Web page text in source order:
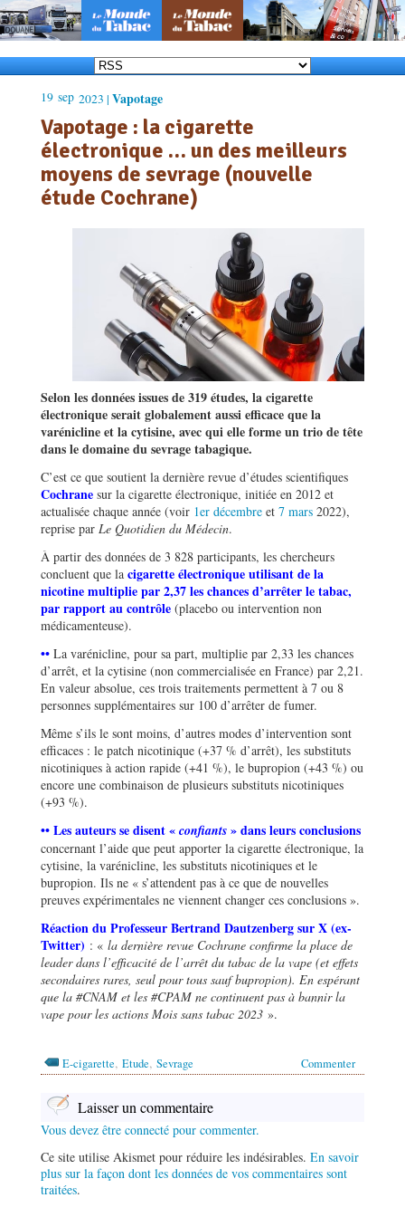
19 sep 2023 | Vapotage
Vapotage : la cigarette
électronique … un des meilleurs
moyens de sevrage (nouvelle
étude Cochrane)
Selon les données issues de 319 études, la cigarette
électronique serait globalement aussi efficace que la
varénicline et la cytisine, avec qui elle forme un trio de tête
dans le domaine du sevrage tabagique.
C’est ce que soutient la dernière revue d’études scientifiques
Cochrane sur la cigarette électronique, initiée en 2012 et
actualisée chaque année (voir 1er décembre et 7 mars 2022),
reprise par Le Quotidien du Médecin.
À partir des données de 3 828 participants, les chercheurs
concluent que la cigarette électronique utilisant de la
nicotine multiplie par 2,37 les chances d’arrêter le tabac,
par rapport au contrôle (placebo ou intervention non
médicamenteuse).
•• La varénicline, pour sa part, multiplie par 2,33 les chances
d’arrêt, et la cytisine (non commercialisée en France) par 2,21.
En valeur absolue, ces trois traitements permettent à 7 ou 8
personnes supplémentaires sur 100 d’arrêter de fumer.
Même s’ils le sont moins, d’autres modes d’intervention sont
efficaces : le patch nicotinique (+37 % d’arrêt), les substituts
nicotiniques à action rapide (+41 %), le bupropion (+43 %) ou
encore une combinaison de plusieurs substituts nicotiniques
(+93 %).
•• Les auteurs se disent « confiants » dans leurs conclusions
concernant l’aide que peut apporter la cigarette électronique, la
cytisine, la varénicline, les substituts nicotiniques et le
bupropion. Ils ne « s’attendent pas à ce que de nouvelles
preuves expérimentales ne viennent changer ces conclusions ».
Réaction du Professeur Bertrand Dautzenberg sur X (ex-
Twitter) : « la dernière revue Cochrane confirme la place de
leader dans l’efficacité de l’arrêt du tabac de la vape (et effets
secondaires rares, seul pour tous sauf bupropion). En espérant
que la #CNAM et les #CPAM ne continuent pas à bannir la
vape pour les actions Mois sans tabac 2023 ».
Commenter
E-cigarette, Etude, Sevrage
Laisser un commentaire
Vous devez être connecté pour commenter.
Ce site utilise Akismet pour réduire les indésirables. En savoir
plus sur la façon dont les données de vos commentaires sont
traitées.